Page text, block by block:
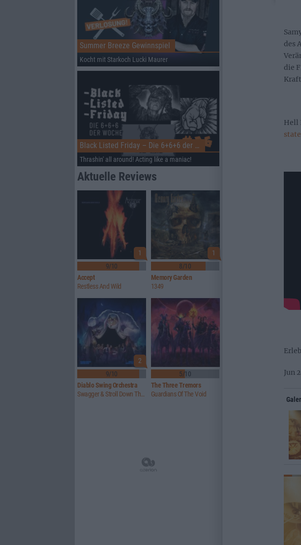
des
die
Hell
Jun
Summer Breeze Gewinnspiel
Kocht mit Starkoch Lucki Maurer
Black Listed Friday – Die 6+6+6 der Woche
Thrashin' all around! Acting like a maniac!
Aktuelle Reviews
1
9/10
Accept
Restless And Wild
1
8/10
Memory Garden
1349
2
9/10
Diablo Swing Orchestra
Swagger & Stroll Down The Rabbit Hole
5/10
The Three Tremors
Guardians Of The Void